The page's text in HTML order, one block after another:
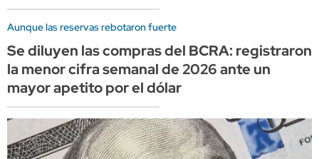
Aunque las reservas rebotaron fuerte
Se diluyen las compras del BCRA: registraron
la menor cifra semanal de 2026 ante un
mayor apetito por el dólar